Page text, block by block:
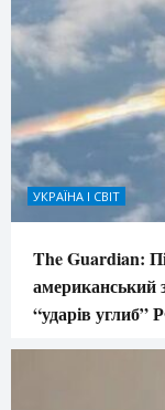
УКРАЇНА І СВІТ
The Guardian:
американський
“ударів углиб”